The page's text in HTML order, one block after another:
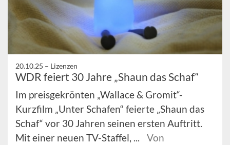
20.10.25 – Lizenzen
WDR feiert 30 Jahre „Shaun das Schaf“
Im preisgekrönten „Wallace & Gromit“-
Kurzfilm „Unter Schafen“ feierte „Shaun das
Schaf“ vor 30 Jahren seinen ersten Auftritt.
Mit einer neuen TV-Staffel, ...
Von